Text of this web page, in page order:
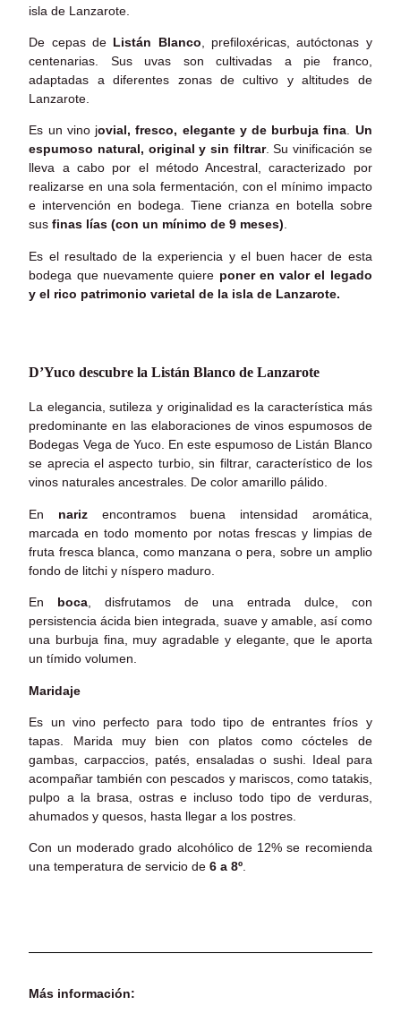
isla de Lanzarote.
De cepas de Listán Blanco , prefiloxéricas, autóctonas y
centenarias. Sus uvas son cultivadas a pie franco,
adaptadas a diferentes zonas de cultivo y altitudes de
Lanzarote.
Es un vino jovial, fresco, elegante y de burbuja fina. Un
espumoso natural, original y sin filtrar. Su vinificación se
lleva a cabo por el método Ancestral, caracterizado por
realizarse en una sola fermentación, con el mínimo impacto
e intervención en bodega. Tiene crianza en botella sobre
sus finas lías (con un mínimo de 9 meses).
Es el resultado de la experiencia y el buen hacer de esta
bodega que nuevamente quiere poner en valor el legado
y el rico patrimonio varietal de la isla de Lanzarote.
D’Yuco descubre la Listán Blanco de Lanzarote
La elegancia, sutileza y originalidad es la característica más
predominante en las elaboraciones de vinos espumosos de
Bodegas Vega de Yuco. En este espumoso de Listán Blanco
se aprecia el aspecto turbio, sin filtrar, característico de los
vinos naturales ancestrales. De color amarillo pálido.
En nariz encontramos buena intensidad aromática,
marcada en todo momento por notas frescas y limpias de
fruta fresca blanca, como manzana o pera, sobre un amplio
fondo de litchi y níspero maduro.
En boca, disfrutamos de una entrada dulce, con
persistencia ácida bien integrada, suave y amable, así como
una burbuja fina, muy agradable y elegante, que le aporta
un tímido volumen.
Maridaje
Es un vino perfecto para todo tipo de entrantes fríos y
tapas. Marida muy bien con platos como cócteles de
gambas, carpaccios, patés, ensaladas o sushi. Ideal para
acompañar también con pescados y mariscos, como tatakis,
pulpo a la brasa, ostras e incluso todo tipo de verduras,
ahumados y quesos, hasta llegar a los postres.
Con un moderado grado alcohólico de 12% se recomienda
una temperatura de servicio de6 a 8º.
Más información: